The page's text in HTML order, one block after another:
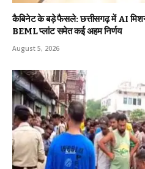
कैबिनेट के बड़े फैसले: छत्तीसगढ़ में AI
BEML प्लांट समेत कई अहम निर्णय
August 5, 2026